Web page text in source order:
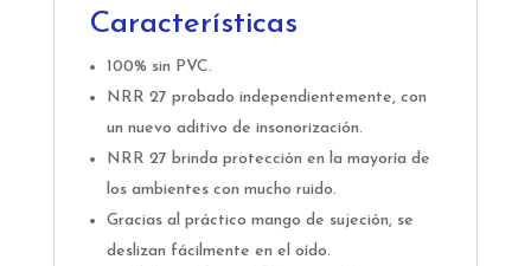
Características
100% sin PVC.
NRR 27 probado independientemente, con
un nuevo aditivo de insonorización.
NRR 27 brinda protección en la mayoría de
los ambientes con mucho ruido.
Gracias al práctico mango de sujeción, se
deslizan fácilmente en el oído.